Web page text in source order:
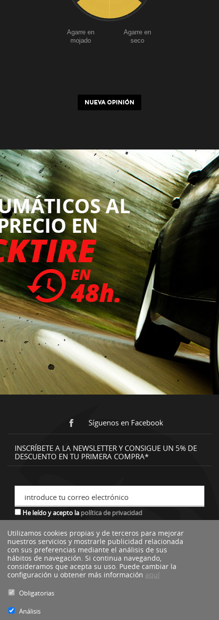
Agarre en
seco
Agarre en
mojado
NUEVA OPINIÓN
Síguenos en Facebook
INSCRÍBETE A LA NEWSLETTER Y CONSIGUE UN 5% DE
DESCUENTO EN TU PRIMERA COMPRA*
introduce tu correo electrónico
He leído y acepto la política de privacidad
*descuento no acumulable a otras ofertas o promociones.
Utilizamos cookies propias y de terceros para mejorar
nuestros servicios y mostrarle publicidad relacionada
con sus preferencias mediante el análisis de sus
hábitos de navegación. Si continua navegando,
consideramos que acepta su uso. Puede cambiar la
configuración u obtener más información aquí
Obligatorias
Análisis